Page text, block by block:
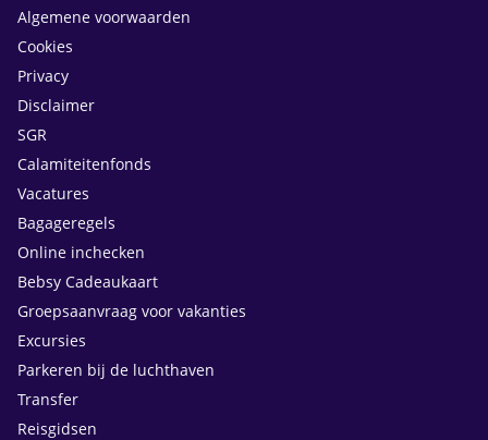
Algemene voorwaarden
Cookies
Privacy
Disclaimer
SGR
Calamiteitenfonds
Vacatures
Bagageregels
Online inchecken
Bebsy Cadeaukaart
Groepsaanvraag voor vakanties
Excursies
Parkeren bij de luchthaven
Transfer
Reisgidsen